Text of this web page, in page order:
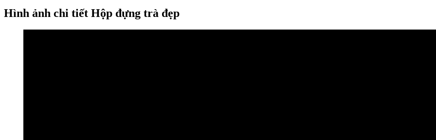
Hình ảnh chi tiết Hộp đựng trà đẹp